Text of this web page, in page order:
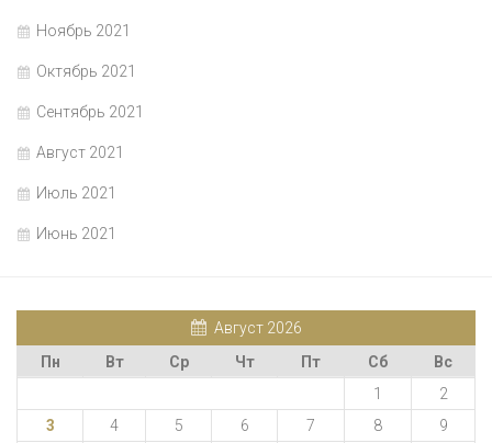
Ноябрь 2021
Октябрь 2021
Сентябрь 2021
Август 2021
Июль 2021
Июнь 2021
Август 2026
Пн
Вт Ср Чт Пт Сб
Вс
1
2
3
4 5 6 7 8 9